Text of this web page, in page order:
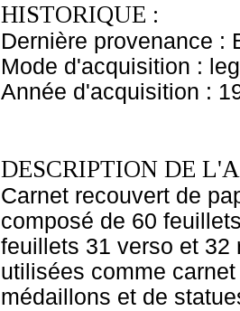
HISTORIQUE :
Dernière provenance :
Mode d'acquisition :
Année d'acquisition :
DESCRIPTION DE
Carnet recouvert de
composé de 60
feuillets 31 verso et 32
utilisées comme
médaillons et de